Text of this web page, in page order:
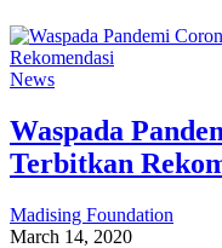
News
Waspada
Terbitkan
Madising Foundation
March 14, 2020